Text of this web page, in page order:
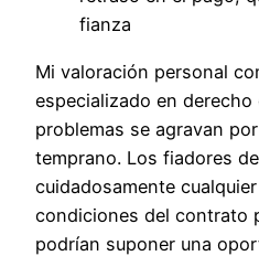
fianza
Mi valoración personal
especializado en
problemas se agravan
temprano. Los fiadores
cuidadosamente
condiciones del contrato
podrían suponer una